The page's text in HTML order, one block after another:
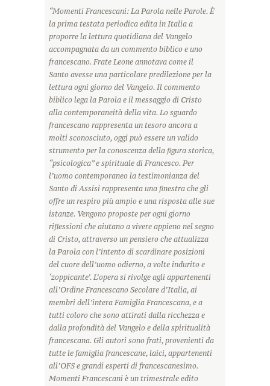
“Momenti Francescani: La Parola nelle Parole. È
la prima testata periodica edita in Italia a
proporre la lettura quotidiana del Vangelo
accompagnata da un commento biblico e uno
francescano. Frate Leone annotava come il
Santo avesse una particolare predilezione per la
lettura ogni giorno del Vangelo. Il commento
biblico lega la Parola e il messaggio di Cristo
alla contemporaneità della vita. Lo sguardo
francescano rappresenta un tesoro ancora a
molti sconosciuto, oggi può essere un valido
strumento per la conoscenza della figura storica,
“psicologica” e spirituale di Francesco. Per
l’uomo contemporaneo la testimonianza del
Santo di Assisi rappresenta una finestra che gli
offre un respiro più ampio e una risposta alle sue
istanze. Vengono proposte per ogni giorno
riflessioni che aiutano a vivere appieno nel segno
di Cristo, attraverso un pensiero che attualizza
la Parola con l’intento di scardinare posizioni
del cuore dell’uomo odierno, a volte indurito e
‘zoppicante’. L’opera si rivolge agli appartenenti
all’Ordine Francescano Secolare d’Italia, ai
membri dell’intera Famiglia Francescana, e a
tutti coloro che sono attirati dalla ricchezza e
dalla profondità del Vangelo e della spiritualità
francescana. Gli autori sono frati, provenienti da
tutte le famiglia francescane, laici, appartenenti
all’OFS e grandi esperti di francescanesimo.
Momenti Francescani è un trimestrale edito